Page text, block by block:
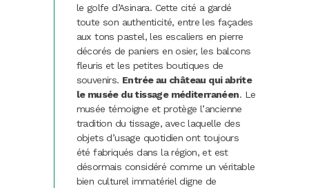
le golfe d’Asinara. Cette cité a gardé
toute son authenticité, entre les façades
aux tons pastel, les escaliers en pierre
décorés de paniers en osier, les balcons
fleuris et les petites boutiques de
souvenirs. Entrée au château qui abrite
le musée du tissage méditerranéen. Le
musée témoigne et protège l’ancienne
tradition du tissage, avec laquelle des
objets d’usage quotidien ont toujours
été fabriqués dans la région, et est
désormais considéré comme un véritable
bien culturel immatériel digne de